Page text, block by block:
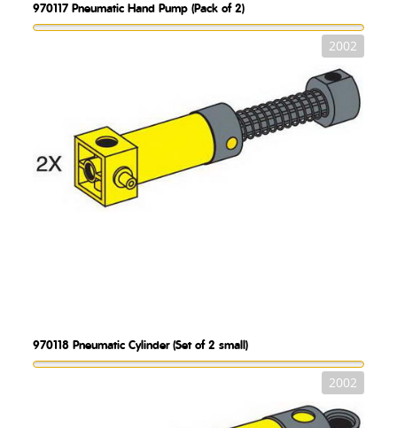
970117 Pneumatic Hand Pump (Pack of 2)
2002
970118 Pneumatic Cylinder (Set of 2 small)
2002